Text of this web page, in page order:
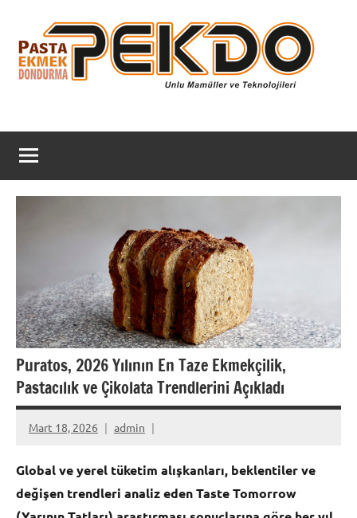
Dergi
Teknoloji
Dergisi
Puratos, 2026 Yılının En Taze Ekmekçilik,
Pastacılık ve Çikolata Trendlerini Açıkladı
Mart 18, 2026 admin
Global ve yerel tüketim alışkanları, beklentiler ve
değişen trendleri analiz eden Taste Tomorrow